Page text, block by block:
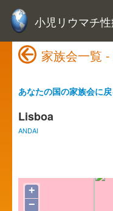
小児リウマチ
家族会一覧
あなたの国の家族会に
Lisboa
ANDAI
+
−